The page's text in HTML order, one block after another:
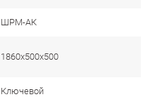
ШРМ-АК
1860x500x500
Ключевой